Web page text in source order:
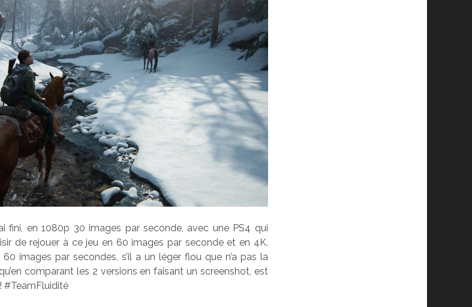
fini, en 1080p 30 images par seconde, avec une PS4 qui
de rejouer à ce jeu en 60 images par seconde et en 4K.
images par secondes, s’il a un léger flou que n’a pas la
comparant les 2 versions en faisant un screenshot, est
#TeamFluidité